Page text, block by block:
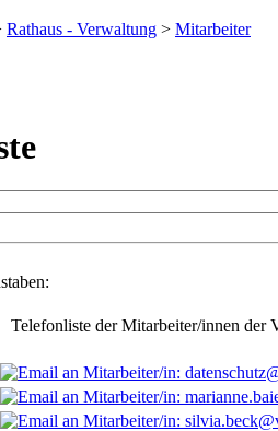
Rathaus - Verwaltung > Mitarbeiter
Telefonliste der Mitarbeiter/innen der